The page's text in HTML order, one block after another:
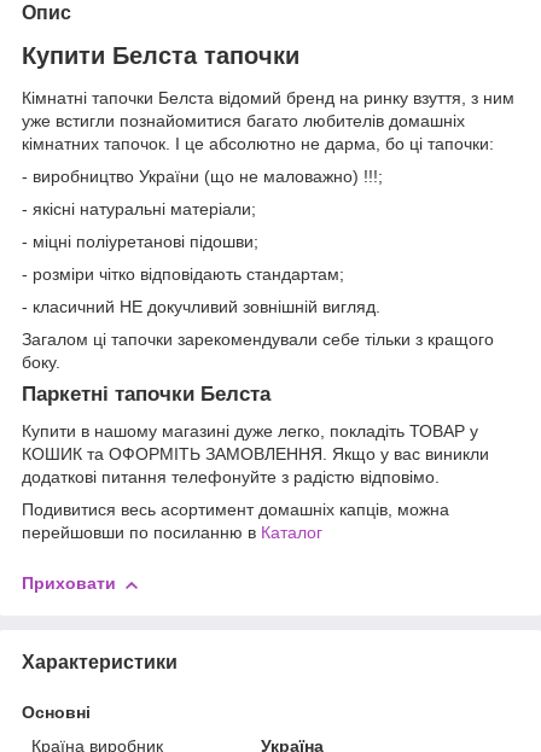
Опис
Купити Белста тапочки
Кімнатні тапочки Белста відомий бренд на ринку взуття, з ним
уже встигли познайомитися багато любителів домашніх
кімнатних тапочок. І це абсолютно не дарма, бо ці тапочки:
- виробництво України (що не маловажно) !!!;
- якісні натуральні матеріали;
- міцні поліуретанові підошви;
- розміри чітко відповідають стандартам;
- класичний НЕ докучливий зовнішній вигляд.
Загалом ці тапочки зарекомендували себе тільки з кращого
боку.
Паркетні тапочки Белста
Купити в нашому магазині дуже легко, покладіть ТОВАР у
КОШИК та ОФОРМІТЬ ЗАМОВЛЕННЯ. Якщо у вас виникли
додаткові питання телефонуйте з радістю відповімо.
Подивитися весь асортимент домашніх капців, можна
перейшовши по посиланню в Каталог
Приховати
Характеристики
Основні
Країна виробник
Україна